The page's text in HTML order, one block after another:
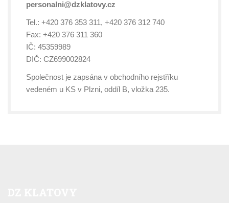
personalni@dzklatovy.cz
Tel.: +420 376 353 311, +420 376 312 740
Fax: +420 376 311 360
IČ: 45359989
DIČ: CZ699002824
Společnost je zapsána v obchodního rejstříku
vedeném u KS v Plzni, oddíl B, vložka 235.